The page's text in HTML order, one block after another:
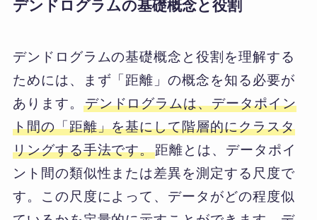
デンドログラムの基礎概念と役割
デンドログラムの基礎概念と役割を理解する
ためには、まず「距離」の概念を知る必要が
あります。 デンドログラムは、データポイン
ト間の「距離」を基にして階層的にクラスタ
リングする手法です。距離とは、データポイ
ント間の類似性または差異を測定する尺度で
す。この尺度によって、データがどの程度似